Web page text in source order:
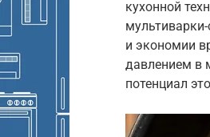
кухонной
и экономии
давлением в
потенциал